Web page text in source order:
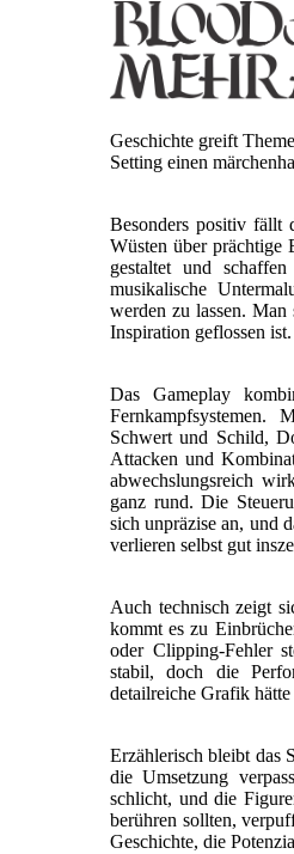
Geschichte greift
Setting einen
Besonders positiv fällt
Wüsten über prächtige
gestaltet und
musikalische
werden zu lassen.
Inspiration geflossen ist.
Das Gameplay
Fernkampfsystemen.
Schwert und Schild,
Attacken und
abwechslungsreich
ganz rund. Die
sich unpräzise an, und
verlieren selbst gut
Auch technisch zeigt
kommt es zu
oder Clipping-Fehler
stabil, doch die
detailreiche Grafik
Erzählerisch bleibt das
die Umsetzung
schlicht, und die
berühren sollten,
Geschichte, die